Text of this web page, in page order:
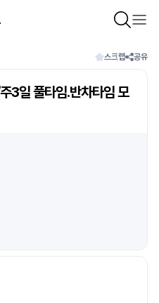
스크랩 공유
3일 풀타임.반차타임 모